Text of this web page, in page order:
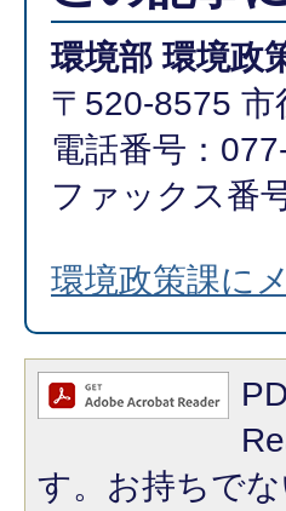
環境部 環境政
〒520-8575 市
電話番号：
ファックス番
環境政策課に
す。お持ちで